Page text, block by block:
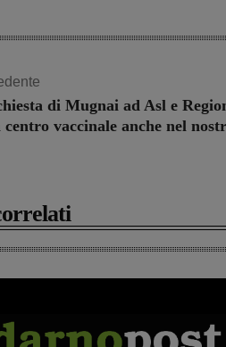
di Mugnai ad Asl e
vaccinale anche nel